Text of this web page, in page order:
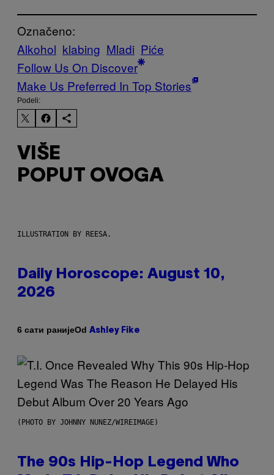
Označeno:
Alkohol klabing Mladi Piće
Follow Us On Discover
Make Us Preferred In Top Stories
Podeli:
VIŠE
POPUT OVOGA
ILLUSTRATION BY REESA.
Daily Horoscope: August 10,
2026
6 сати ранијеOd Ashley Fike
(PHOTO BY JOHNNY NUNEZ/WIREIMAGE)
The 90s Hip-Hop Legend Who